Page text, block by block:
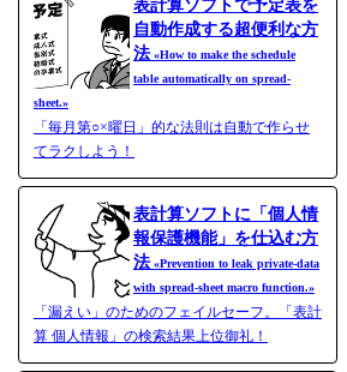
表計算ソフトで予定表を
自動作成する超便利な方
法«How to make the schedule
table automatically on spread-
sheet.»
「毎月第○×曜日」的な法則は自動で作らせ
てラクしよう！
表計算ソフトに「個人情
報保護機能」を仕込む方
法«Prevention to leak private-data
with spread-​sheet macro function.»
「漏えい」のためのフェイルセーフ。「表計
算 個人情報」の検索結果上位御礼！